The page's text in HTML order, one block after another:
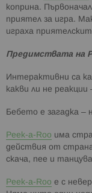
коприна.
приятел за игра.
играха
Предимствата на
Интерактивни са
какви ли не
Бебето е загадка –
Peek-a-Roo има
действия от
скача, пее и
Peek-a-Roo е с